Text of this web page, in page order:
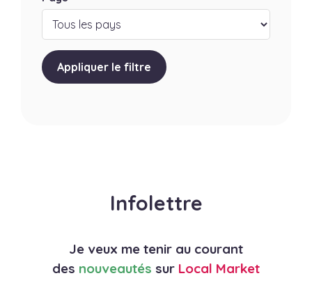
Appliquer le filtre
Infolettre
Je veux me tenir au courant
des nouveautés sur Local Market